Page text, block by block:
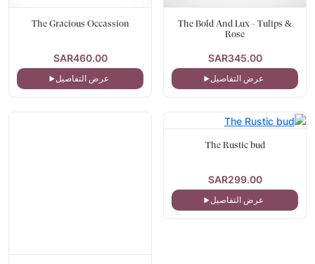
The Bold And Lux - Tulips &
Rose
SAR345.00
عرض التفاصيل
The Gracious Occassion
SAR460.00
عرض التفاصيل
The Rustic bud
SAR299.00
عرض التفاصيل